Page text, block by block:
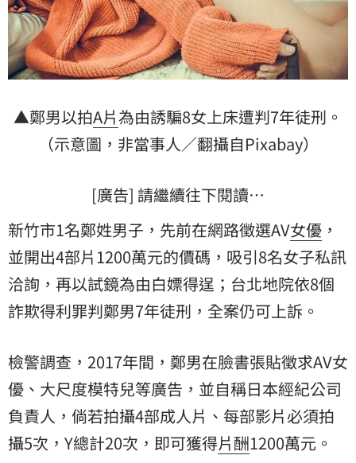
▲鄭男以拍A片為由誘騙8女上床遭判7年徒刑。
（示意圖，非當事人／翻攝自Pixabay）
[廣告] 請繼續往下閱讀…
新竹市1名鄭姓男子，先前在網路徵選AV女優 ，
並開出4部片1200萬元的價碼，吸引8名女子私訊
洽詢，再以試鏡為由白嫖得逞；台北地院依8個
詐欺得利罪判鄭男7年徒刑，全案仍可上訴。
檢警調查，2017年間，鄭男在臉書張貼徵求AV女
優、大尺度模特兒等廣告，並自稱日本經紀公司
負責人，倘若拍攝4部成人片、每部影片必須拍
攝5次，Y總計20次，即可獲得片酬1200萬元。